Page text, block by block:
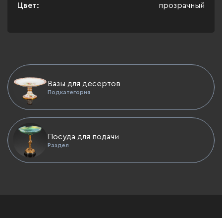
Цвет:
прозрачный
Вазы для десертов
Подкатегория
Посуда для подачи
Раздел